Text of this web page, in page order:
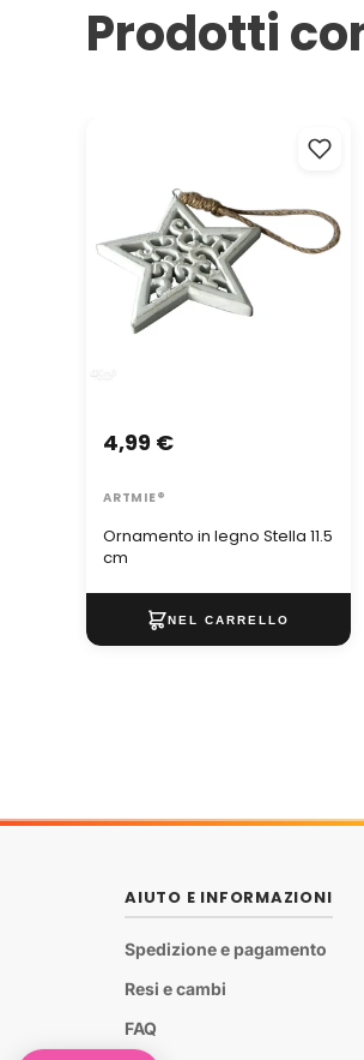
Prodotti
Ornamento in legno Stella 11.5
cm
4,99 €
ARTMIE®
AIUTO E INFORMAZIONI
Spedizione e pagamento
Resi e cambi
FAQ